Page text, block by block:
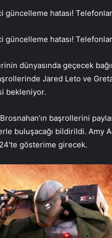
güncelleme hatası!
güncelleme hatası!
dünyasında geçecek
Jared Leto ve
bekleniyor.
başrollerini
buluşacağı bildirildi. Amy
gösterime girecek.